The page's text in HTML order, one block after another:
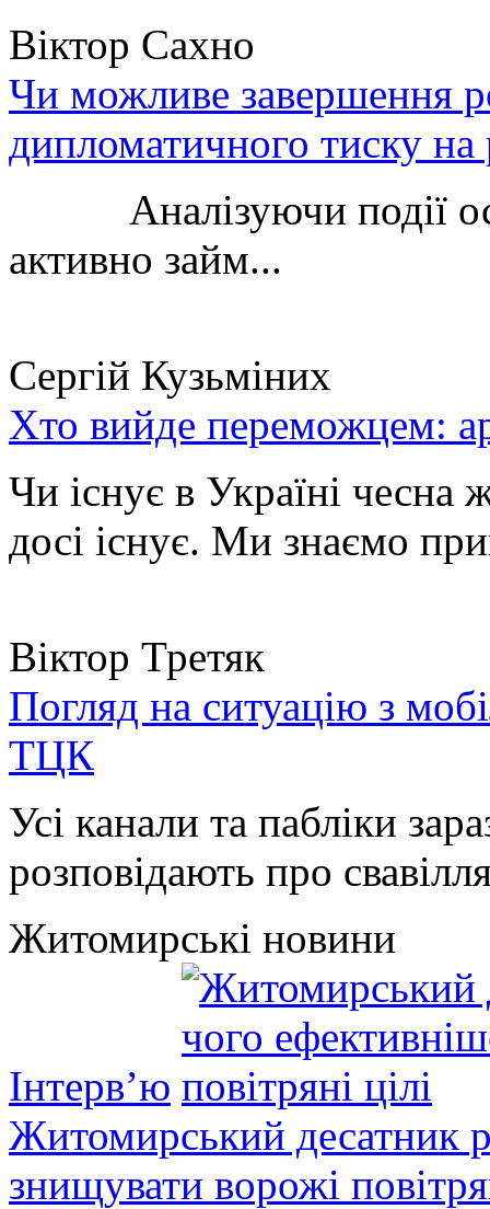
Віктор Сахно
Чи можливе завершення
дипломатичного тиску
Аналізуючи події
активно займ...
Сергій Кузьміних
Хто вийде переможцем:
Чи існує в Україні чесна
досі існує. Ми знаємо
Віктор Третяк
Погляд на ситуацію з
ТЦК
Усі канали та пабліки
розповідають про
Житомирські новини
Інтерв’ю
Житомирський десатник
знищувати ворожі